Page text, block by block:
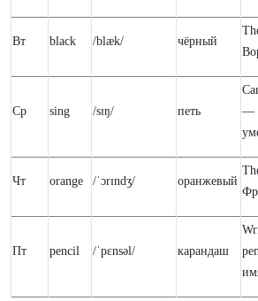
Вт black /blæk/ чёрный
Ср sing /sɪŋ/ петь
—
Чт orange /ˈɔrɪndʒ/ оранжевый
Пт pencil /ˈpɛnsəl/ карандаш